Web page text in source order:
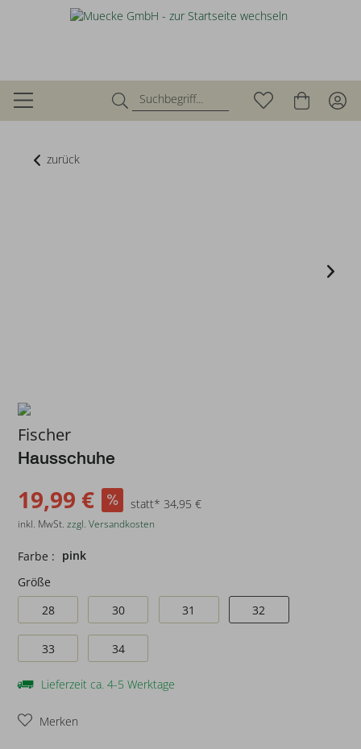
zurück
Fischer
Hausschuhe
19,99 € statt* 34,95 €
inkl. MwSt.zzgl. Versandkosten
Farbe : pink
Größe
28
30 31 32
33 34
Lieferzeit ca. 4-5 Werktage
Merken